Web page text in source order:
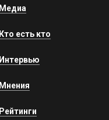
Медиа
Кто есть кто
Интервью
Мнения
Рейтинги